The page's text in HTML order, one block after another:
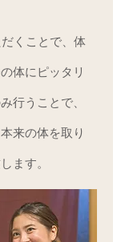
くことで、体
体にピッタリ
行うことで、
来の体を取り
ます。